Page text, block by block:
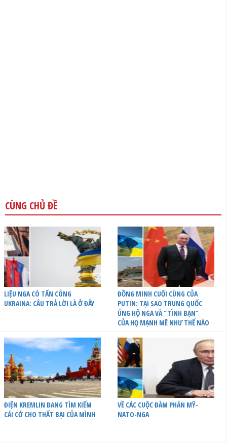
CÙNG CHỦ ĐỀ
LIỆU NGA CÓ TẤN CÔNG
UKRAINA: CÂU TRẢ LỜI LÀ Ở ĐÂY
ĐỒNG MINH CUỐI CÙNG CỦA
PUTIN: TẠI SAO TRUNG QUỐC
ỦNG HỘ NGA VÀ “TÌNH BẠN”
CỦA HỌ MẠNH MẼ NHƯ THẾ NÀO
ĐIỆN KREMLIN ĐANG TÌM KIẾM
CÁI CỚ CHO THẤT BẠI CỦA MÌNH
VỀ CÁC CUỘC ĐÀM PHÁN MỸ-
NATO-NGA